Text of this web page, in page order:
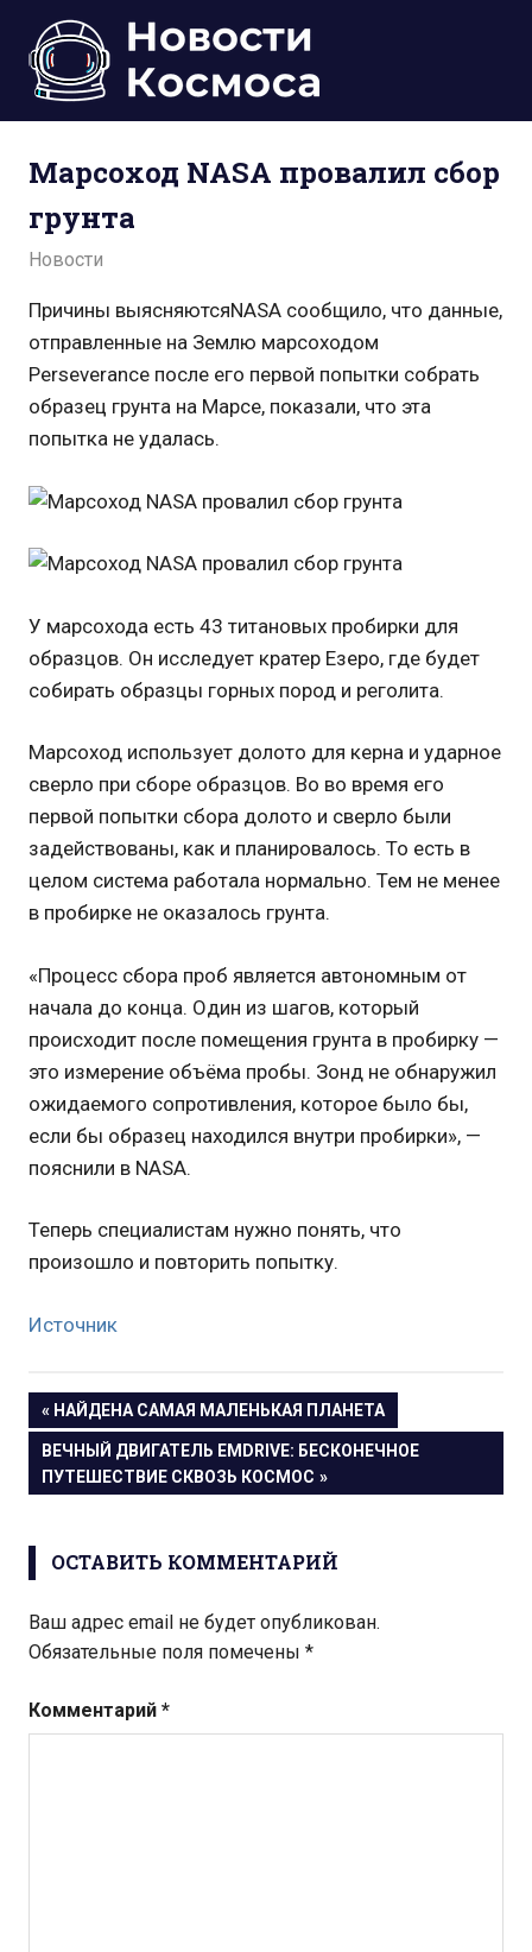
Пропустить
перейти
космосе.
Новости,
фото,
юмор,
знаний.
Марсоход NASA провалил сбор
грунта
08.08.2021
admin
Новости
Причины выясняютсяNASA сообщило, что данные,
отправленные на Землю марсоходом
Perseverance после его первой попытки собрать
образец грунта на Марсе, показали, что эта
попытка не удалась.
У марсохода есть 43 титановых пробирки для
образцов. Он исследует кратер Езеро, где будет
собирать образцы горных пород и реголита.
Марсоход использует долото для керна и ударное
сверло при сборе образцов. Во во время его
первой попытки сбора долото и сверло были
задействованы, как и планировалось. То есть в
целом система работала нормально. Тем не менее
в пробирке не оказалось грунта.
«Процесс сбора проб является автономным от
начала до конца. Один из шагов, который
происходит после помещения грунта в пробирку —
это измерение объёма пробы. Зонд не обнаружил
ожидаемого сопротивления, которое было бы,
если бы образец находился внутри пробирки», —
пояснили в NASA.
Теперь специалистам нужно понять, что
произошло и повторить попытку.
Источник
Навигация
по
записям
ПРЕДЫДУЩАЯ
ЗАПИСЬ:
НАЙДЕНА САМАЯ МАЛЕНЬКАЯ ПЛАНЕТА
СЛЕДУЮЩАЯ
ЗАПИСЬ:
ВЕЧНЫЙ ДВИГАТЕЛЬ EMDRIVE: БЕСКОНЕЧНОЕ
ПУТЕШЕСТВИЕ СКВОЗЬ КОСМОС
ОСТАВИТЬ КОММЕНТАРИЙ
Ваш адрес email не будет опубликован.
Обязательные поля помечены *
Комментарий *